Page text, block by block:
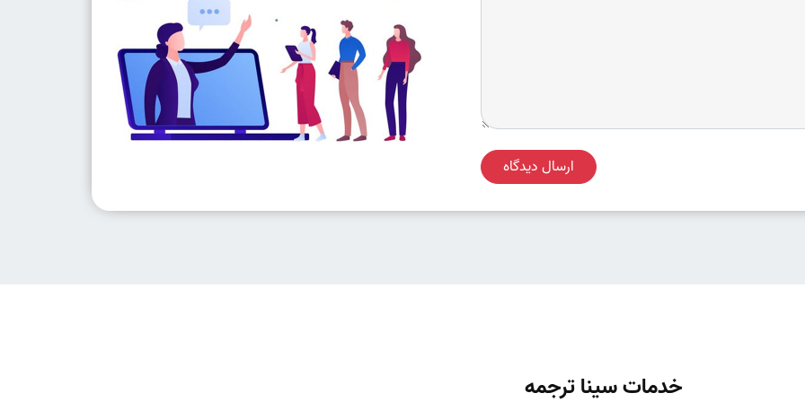
ارسال دیدگاه
خدمات سینا ترجمه